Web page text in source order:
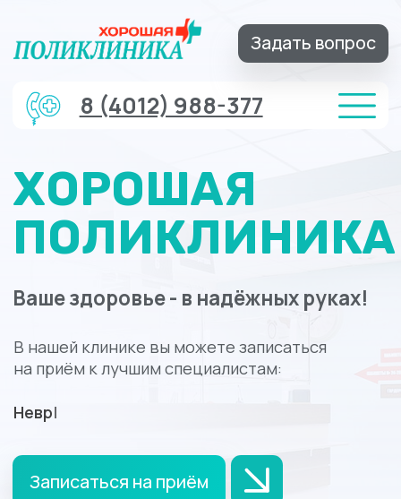
Задать вопрос
ХОРОШАЯ
ПОЛИКЛИНИКА
Ваше здоровье - в надёжных руках!
Записаться на приём
В нашей клинике вы можете записаться
Невролог |
Диагностика
организма